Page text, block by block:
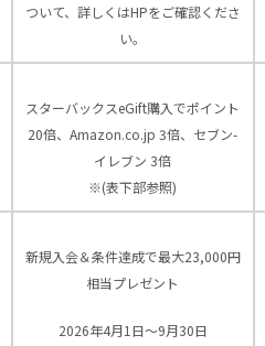
ついて、詳しくはHPをご確認くださ
い。
スターバックスeGift購入でポイント
20倍、Amazon.co.jp 3倍、セブン-
イレブン 3倍
※(表下部参照)
新規入会＆条件達成で最大23,000円
相当プレゼント
2026年4月1日～9月30日